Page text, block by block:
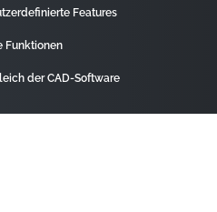
Features
Funktionen
der CAD-Software